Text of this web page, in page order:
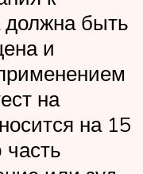
быть
и
на
на 15